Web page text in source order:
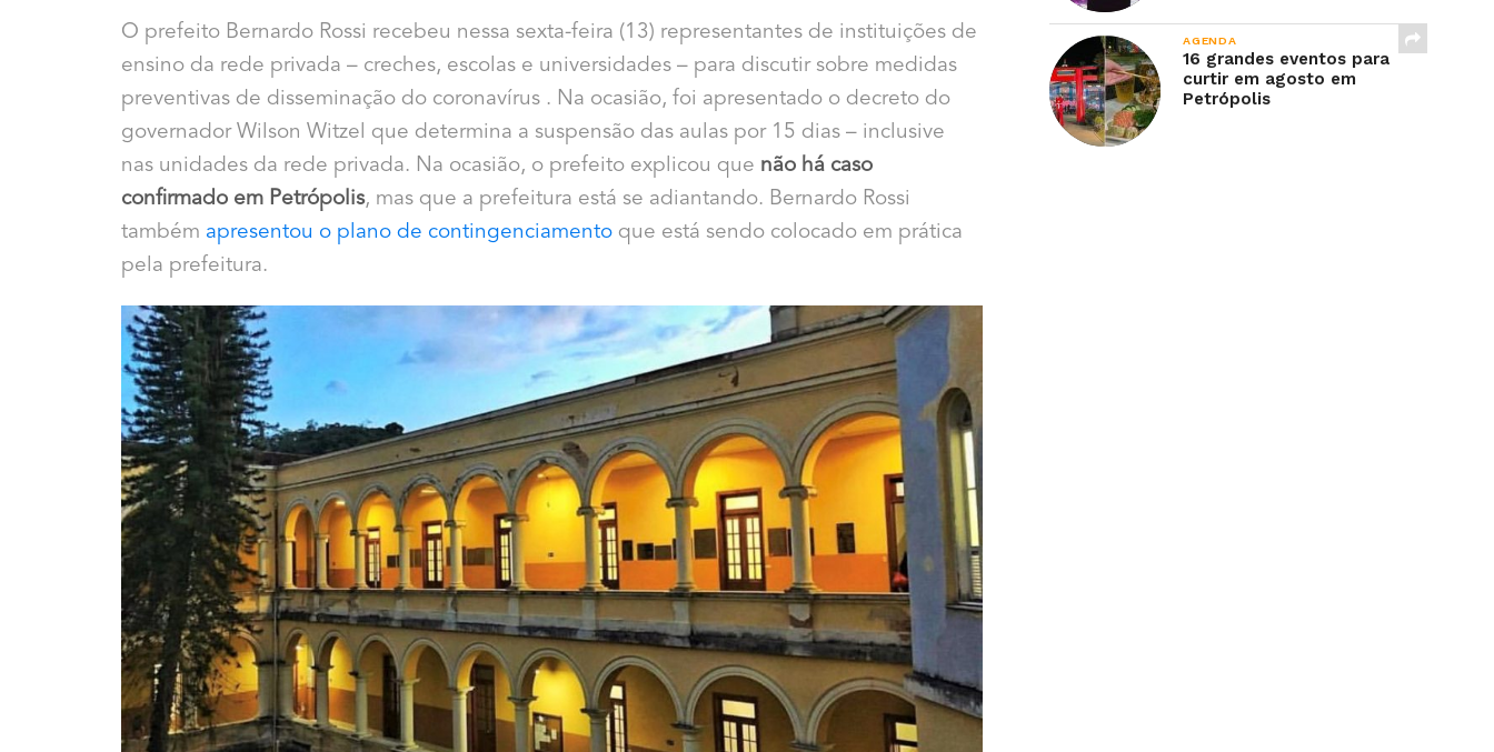
O prefeito Bernardo Rossi recebeu nessa sexta-feira (13) representantes de instituições de
ensino da rede privada – creches, escolas e universidades – para discutir sobre medidas
preventivas de disseminação do coronavírus . Na ocasião, foi apresentado o decreto do
governador Wilson Witzel que determina a suspensão das aulas por 15 dias – inclusive
nas unidades da rede privada. Na ocasião, o prefeito explicou que não há caso
confirmado em Petrópolis, mas que a prefeitura está se adiantando. Bernardo Rossi
também apresentou o plano de contingenciamento que está sendo colocado em prática
pela prefeitura.
AGENDA
16 grandes eventos para
curtir em agosto em
Petrópolis